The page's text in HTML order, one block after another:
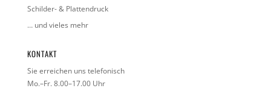
Schilder- & Plattendruck
… und vieles mehr
KONTAKT
Sie erreichen uns telefonisch
Mo.–Fr. 8.00–17.00 Uhr